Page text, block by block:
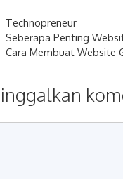
Kategori
Technopreneur
Seberapa Penting
Cara Membuat Website